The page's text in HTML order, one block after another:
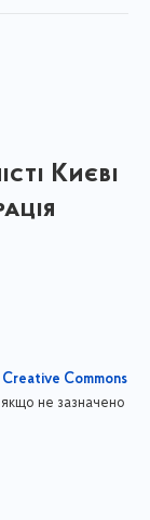
Києві
Creative Commons
якщо не зазначено